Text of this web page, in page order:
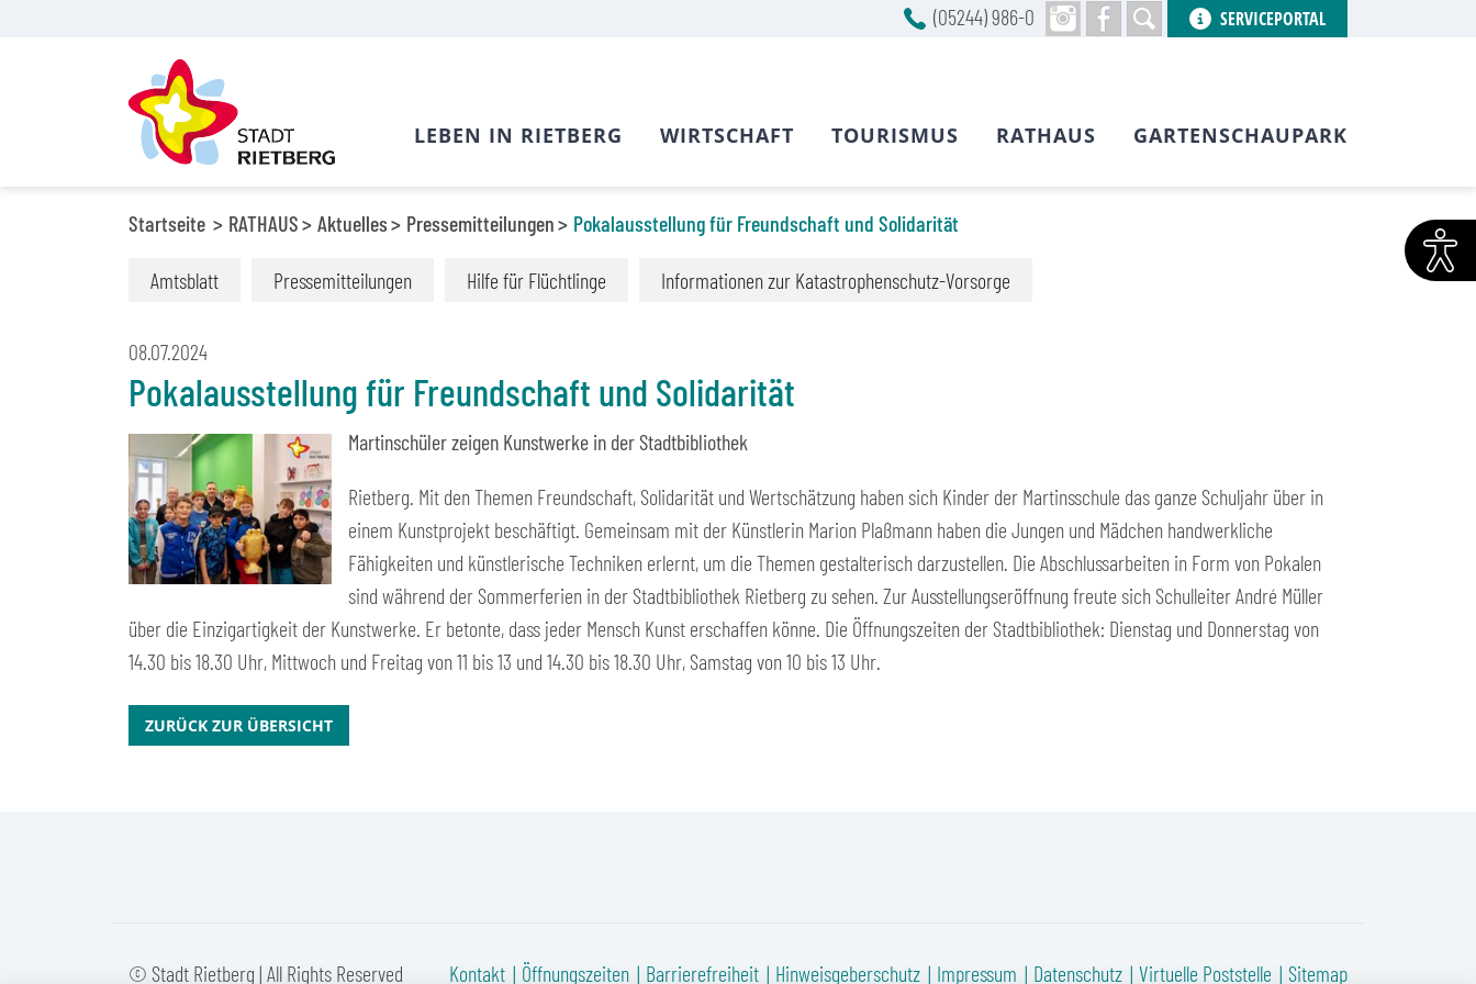
Startseite RATHAUS Aktuelles Pressemitteilungen Pokalausstellung für Freundschaft und Solidarität
Amtsblatt Pressemitteilungen Hilfe für Flüchtlinge Informationen zur Katastrophenschutz-Vorsorge
08.07.2024
Pokalausstellung für Freundschaft und Solidarität
Martinschüler zeigen Kunstwerke in der Stadtbibliothek
Rietberg. Mit den Themen Freundschaft, Solidarität und Wertschätzung haben sich Kinder der Martinsschule das ganze Schuljahr über in
einem Kunstprojekt beschäftigt. Gemeinsam mit der Künstlerin Marion Plaßmann haben die Jungen und Mädchen handwerkliche
Fähigkeiten und künstlerische Techniken erlernt, um die Themen gestalterisch darzustellen. Die Abschlussarbeiten in Form von Pokalen
sind während der Sommerferien in der Stadtbibliothek Rietberg zu sehen. Zur Ausstellungseröffnung freute sich Schulleiter André Müller
über die Einzigartigkeit der Kunstwerke. Er betonte, dass jeder Mensch Kunst erschaffen könne. Die Öffnungszeiten der Stadtbibliothek: Dienstag und Donnerstag von
14.30 bis 18.30 Uhr, Mittwoch und Freitag von 11 bis 13 und 14.30 bis 18.30 Uhr, Samstag von 10 bis 13 Uhr.
ZURÜCK ZUR ÜBERSICHT
© Stadt Rietberg | All Rights Reserved Kontakt Öffnungszeiten Barrierefreiheit Hinweisgeberschutz Impressum Datenschutz Virtuelle Poststelle Sitemap
(05244) 986-0 SERVICEPORTAL
LEBEN IN RIETBERG WIRTSCHAFT TOURISMUS RATHAUS GARTENSCHAUPARK